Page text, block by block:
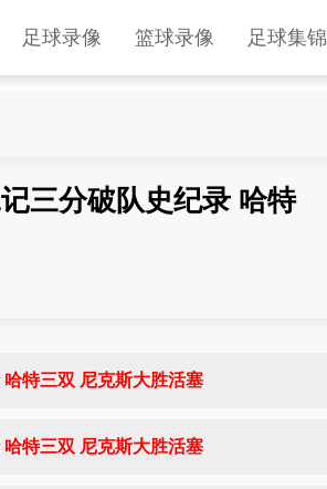
足球录像 篮球录像 足球集锦
三分破队史纪录 哈特
特三双 尼克斯大胜活塞
特三双 尼克斯大胜活塞